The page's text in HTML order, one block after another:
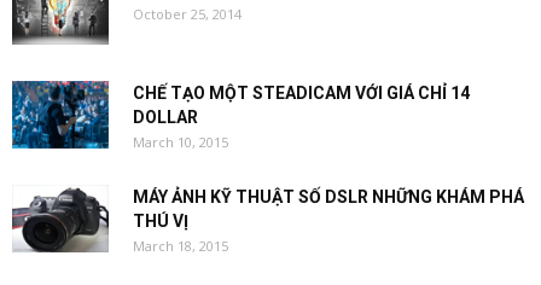
October 25, 2014
CHẾ TẠO MỘT STEADICAM VỚI GIÁ CHỈ 14
DOLLAR
March 10, 2015
MÁY ẢNH KỸ THUẬT SỐ DSLR NHỮNG KHÁM PHÁ
THÚ VỊ
March 18, 2015